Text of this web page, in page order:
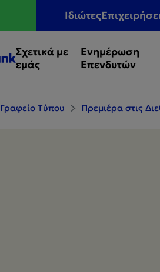
Ιδιώτες
Σχετικά με
εμάς
Ενημέρωση
Επενδυτών
Γραφείο Tύπου Πρεμιέρα στις